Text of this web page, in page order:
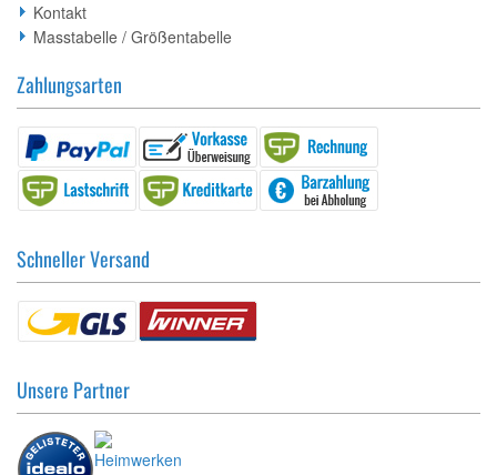
Kontakt
Masstabelle / Größentabelle
Zahlungsarten
Schneller Versand
Unsere Partner